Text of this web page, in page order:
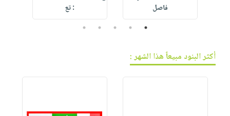
فاصل
: تع
1
2
3
4
5
أكثر البنود مبيعاً هذا الشهر :